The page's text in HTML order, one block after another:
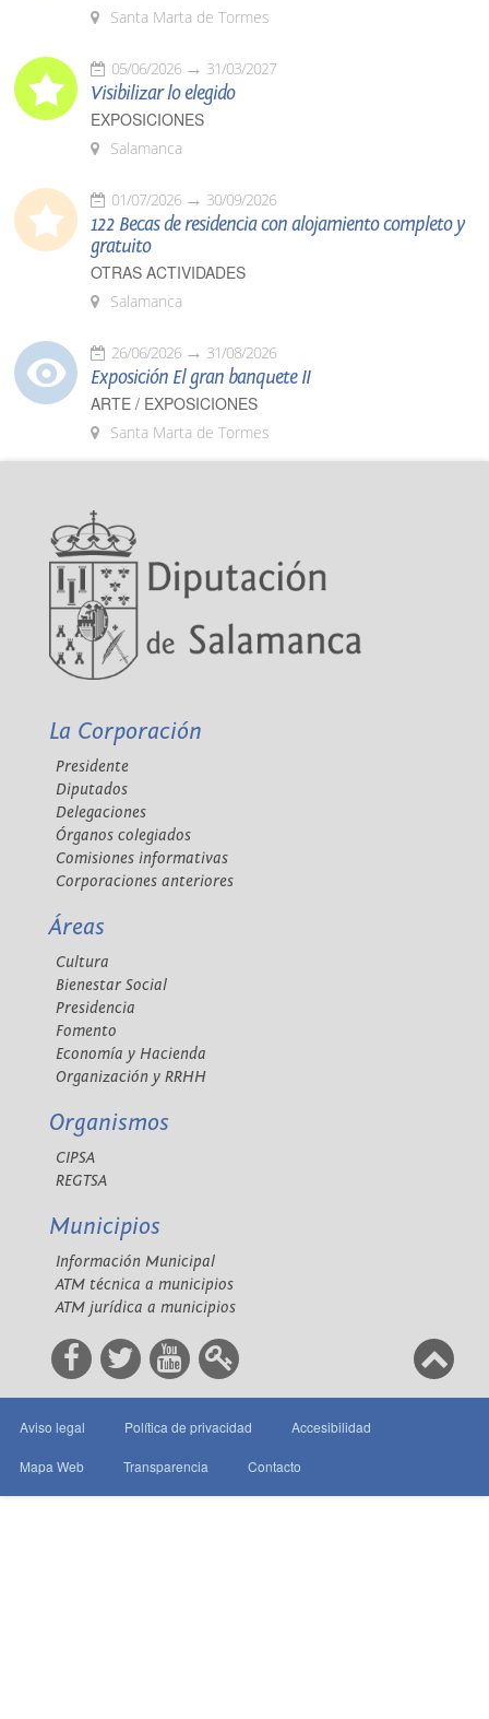
Santa Marta de Tormes
05/06/2026 31/03/2027
Visibilizar lo elegido
EXPOSICIONES
Salamanca
01/07/2026 30/09/2026
122 Becas de residencia con alojamiento completo y
gratuito
OTRAS ACTIVIDADES
Salamanca
26/06/2026 31/08/2026
Exposición El gran banquete II
ARTE / EXPOSICIONES
Santa Marta de Tormes
La Corporación
Presidente
Diputados
Delegaciones
Órganos colegiados
Comisiones informativas
Corporaciones anteriores
Áreas
Cultura
Bienestar Social
Presidencia
Fomento
Economía y Hacienda
Organización y RRHH
Organismos
CIPSA
REGTSA
Municipios
Información Municipal
ATM técnica a municipios
ATM jurídica a municipios
Aviso legal Política de privacidad Accesibilidad
Mapa Web Transparencia Contacto